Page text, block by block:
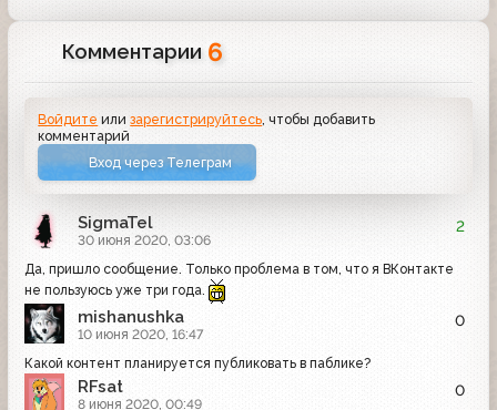
Комментарии 6
Войдите илизарегистрируйтесь, чтобы добавить
комментарий
Вход через Телеграм
SigmaTel
30 июня 2020, 03:06
2
Да, пришло сообщение. Только проблема в том, что я ВКонтакте
не пользуюсь уже три года.
mishanushka
10 июня 2020, 16:47
0
Какой контент планируется публиковать в паблике?
RFsat
8 июня 2020, 00:49
0